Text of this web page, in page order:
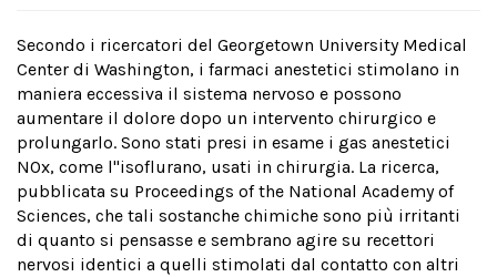
Secondo i ricercatori del Georgetown University Medical
Center di Washington, i farmaci anestetici stimolano in
maniera eccessiva il sistema nervoso e possono
aumentare il dolore dopo un intervento chirurgico e
prolungarlo. Sono stati presi in esame i gas anestetici
NOx, come l''isoflurano, usati in chirurgia. La ricerca,
pubblicata su Proceedings of the National Academy of
Sciences, che tali sostanche chimiche sono più irritanti
di quanto si pensasse e sembrano agire su recettori
nervosi identici a quelli stimolati dal contatto con altri